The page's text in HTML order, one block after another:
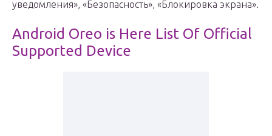
уведомления», «Безопасность», «Блокировка экрана».
Android Oreo is Here List Of Official
Supported Device